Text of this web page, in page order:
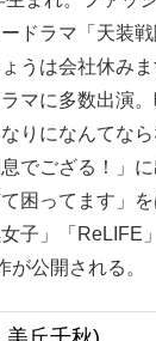
ドラマ「天装
うは会社休み
マに多数出演
なりになんてな
でござる！」
て困ってます」
子」「ReLIFE
が公開される。